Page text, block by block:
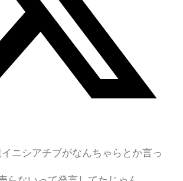
ニシアチブがなんちゃらとか言っ